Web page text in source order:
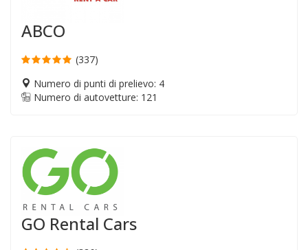
ABCO
(337)
Numero di punti di prelievo: 4
Numero di autovetture: 121
GO Rental Cars